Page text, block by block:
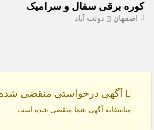
کوره برقی سفال و سرامیک
اصفهان دولت آباد
آگهی درخواستی منقضی
متاسفانه آگهی شما منقضی شده است.